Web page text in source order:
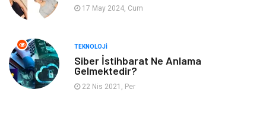
Astroloji Müzik
Ev İşleri
Sigorta
17 May 2024, Cum
TEKNOLOJI
Siber İstihbarat Ne Anlama
Gelmektedir?
22 Nis 2021, Per